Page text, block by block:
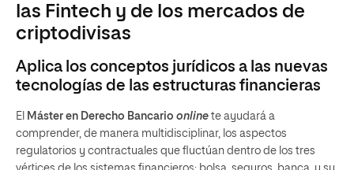
las Fintech y de los mercados de
criptodivisas
Aplica los conceptos jurídicos a las nuevas
tecnologías de las estructuras financieras
El Máster en Derecho Bancario online te ayudará a
comprender, de manera multidisciplinar, los aspectos
regulatorios y contractuales que fluctúan dentro de los tres